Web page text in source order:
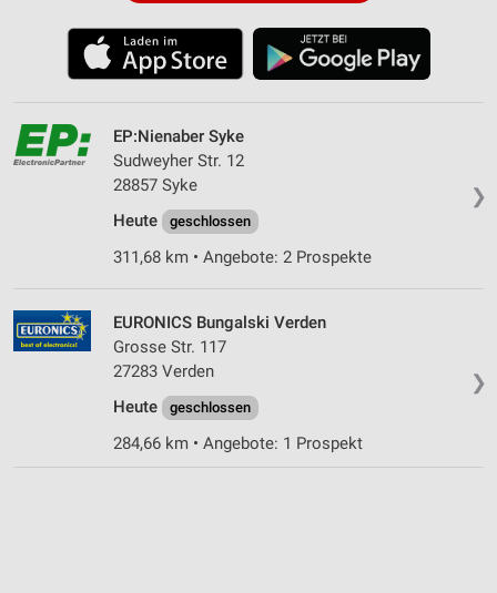
❯
EP:Nienaber Syke
Sudweyher Str. 12
28857 Syke
Heute
geschlossen
311,68 km • Angebote: 2 Prospekte
❯
EURONICS Bungalski Verden
Grosse Str. 117
27283 Verden
Heute
geschlossen
284,66 km • Angebote: 1 Prospekt